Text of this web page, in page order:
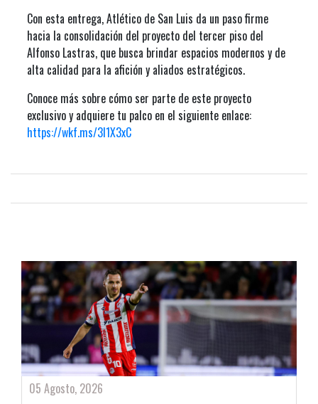
Con esta entrega, Atlético de San Luis da un paso firme
hacia la consolidación del proyecto del tercer piso del
Alfonso Lastras, que busca brindar espacios modernos y de
alta calidad para la afición y aliados estratégicos.
Conoce más sobre cómo ser parte de este proyecto
exclusivo y adquiere tu palco en el siguiente enlace:
https://wkf.ms/3I1X3xC
05 Agosto, 2026